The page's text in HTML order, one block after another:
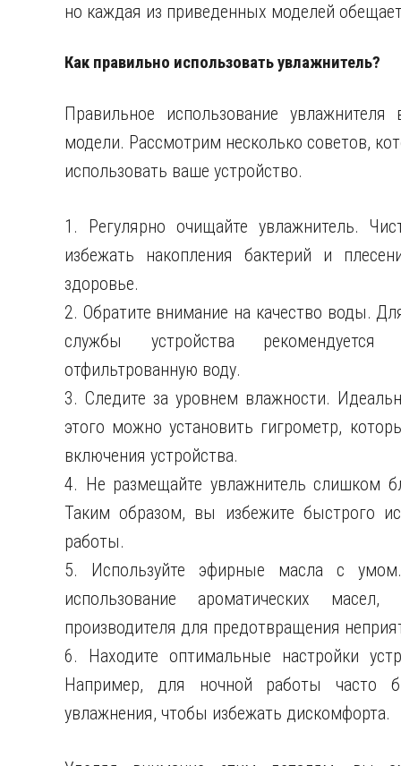
но каждая из приведенных моделей
Как правильно использовать увлажнитель?
Правильное использование
модели. Рассмотрим несколько советов,
использовать ваше устройство.
1. Регулярно очищайте увлажнитель.
избежать накопления бактерий и
здоровье.
2. Обратите внимание на качество воды.
службы устройства рекомендуется
отфильтрованную воду.
3. Следите за уровнем влажности.
этого можно установить гигрометр,
включения устройства.
4. Не размещайте увлажнитель слишком
Таким образом, вы избежите быстрого
работы.
5. Используйте эфирные масла с
использование ароматических
производителя для предотвращения
6. Находите оптимальные настройки
Например, для ночной работы часто
увлажнения, чтобы избежать дискомфорта.